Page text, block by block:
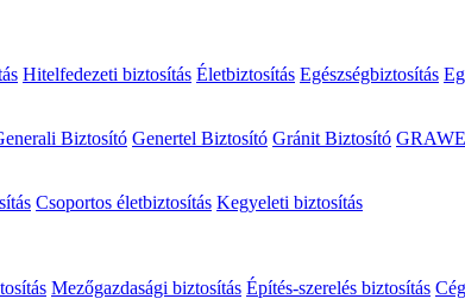
Hitelfedezeti biztosítás Életbiztosítás Egészségbiztosítás
Biztosító Genertel Biztosító Gránit Biztosító
Csoportos életbiztosítás Kegyeleti biztosítás
Mezőgazdasági biztosítás Építés-szerelés biztosítás